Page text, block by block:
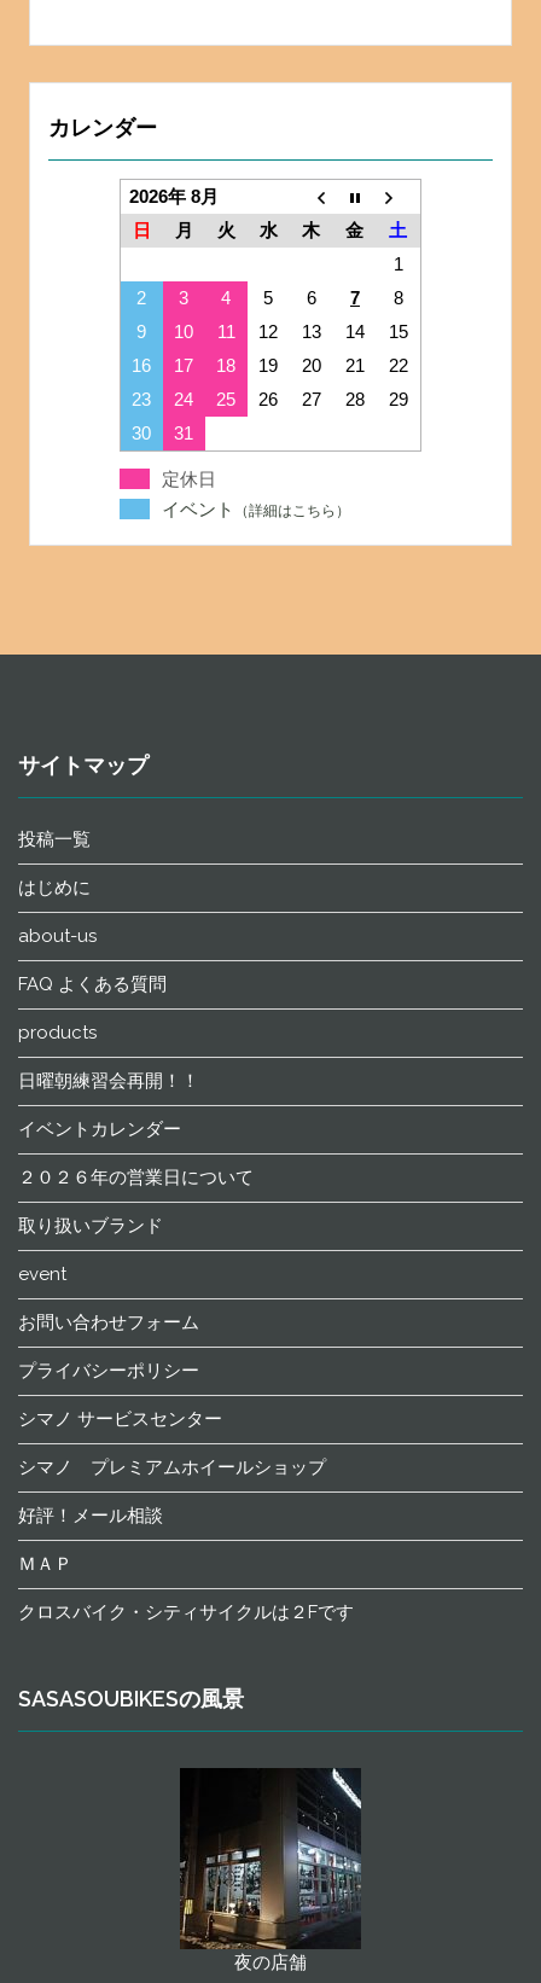
カレンダー
2026年 8月
日
月 火 水 木 金
土
1
2
3 4 5 6 7
8
9
10 11 12 13 14
15
16
17 18 19 20 21
22
23
24 25 26 27 28
29
30
31
定休日
イベント
サイトマップ
投稿一覧
はじめに
about-us
FAQ よくある質問
products
日曜朝練習会再開！！
イベントカレンダー
２０２６年の営業日について
取り扱いブランド
event
お問い合わせフォーム
プライバシーポリシー
シマノ サービスセンター
シマノ プレミアムホイールショップ
好評！メール相談
ＭＡＰ
クロスバイク・シティサイクルは２Fです
SASASOUBIKESの風景
夜の店舗